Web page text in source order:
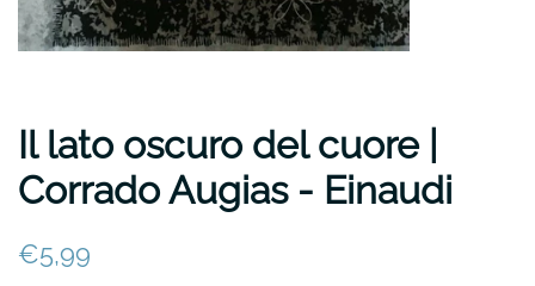
Il lato oscuro del cuore |
Corrado Augias - Einaudi
Prezzo
€5,99